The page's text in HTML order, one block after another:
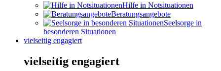
Hilfe in Notsituationen
Beratungsangebote
Seelsorge in
besonderen Situationen
vielseitig engagiert
vielseitig engagiert